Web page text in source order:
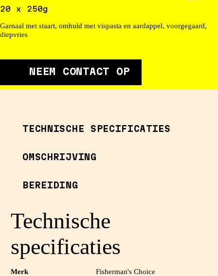
20 x 250g
Garnaal met staart, omhuld met vispasta en aardappel, voorgegaard,
diepvries
NEEM CONTACT OP
TECHNISCHE SPECIFICATIES
OMSCHRIJVING
BEREIDING
Technische
specificaties
Merk
Fisherman's Choice